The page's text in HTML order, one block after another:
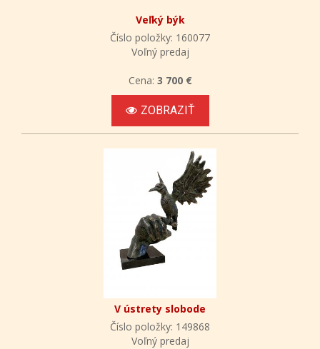
Veľký býk
Číslo položky: 160077
Voľný predaj
Cena: 3 700 €
ZOBRAZIŤ
V ústrety slobode
Číslo položky: 149868
Voľný predaj